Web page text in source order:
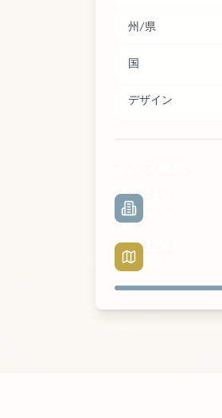
州/県
国
デザイン